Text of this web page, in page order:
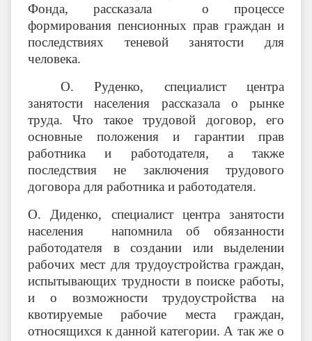
Фонда, рассказала о процессе
формирования пенсионных прав граждан и
последствиях теневой занятости для
человека.
О. Руденко, специалист центра
занятости населения рассказала о рынке
труда. Что такое трудовой договор, его
основные положения и гарантии прав
работника и работодателя, а также
последствия не заключения трудового
договора для работника и работодателя.
О. Диденко, специалист центра занятости
населения напомнила об обязанности
работодателя в создании или выделении
рабочих мест для трудоустройства граждан,
испытывающих трудности в поиске работы,
и о возможности трудоустройства на
квотируемые рабочие места граждан,
относящихся к данной категории. А так же о